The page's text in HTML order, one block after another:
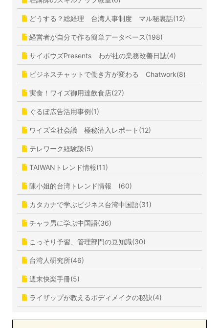
どうする？総経理 台湾人事制度 マル秘裏話(12)
経営者が自分で作る簡単データベース(198)
サイボウズPresents わが社の業務改善日誌(4)
ビジネスチャットで働き方が変わる Chatwork(8)
実食！ワイズ御用達飲食店(27)
ぐるぽ広告活用事例(1)
ワイズ全社会議 極秘潜入レポート(12)
テレワーク経験談(5)
TAIWANトレンド情報(11)
陳小姐的台湾トレンド情報 (60)
カタカナで学ぶビジネス台湾中国語(31)
チャラ男に学ぶ中国語(36)
こっそり予習、管理部門の豆知識(30)
台湾人研究所(46)
週末快楽手冊(5)
ライザップが教えるボディメイクの秘訣(4)